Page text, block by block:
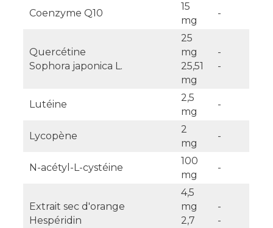
Coenzyme Q10
15
mg
-
Quercétine
Sophora japonica L.
25
mg
25,51
mg
-
-
Lutéine
2,5
mg
-
Lycopène
2
mg
-
N-acétyl-L-cystéine
100
mg
-
Extrait sec d'orange
Hespéridin
4,5
mg
2,7
-
-